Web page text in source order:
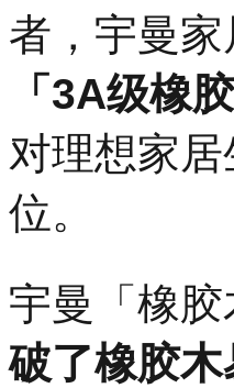
者，宇曼
「3A级橡
对理想家
位。
宇曼「橡
破了橡胶